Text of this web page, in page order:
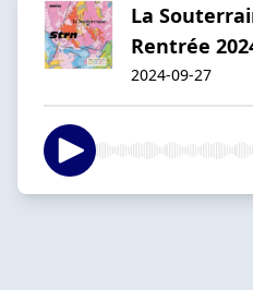
La
Rentrée
2024-09-27